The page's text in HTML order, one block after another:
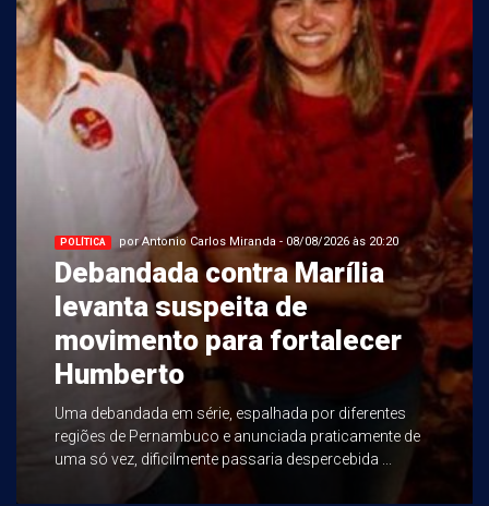
POLÍTICA por Antonio Carlos Miranda - 08/08/2026 às 20:20
Debandada contra Marília
levanta suspeita de
movimento para fortalecer
Humberto
Uma debandada em série, espalhada por diferentes
regiões de Pernambuco e anunciada praticamente de
uma só vez, dificilmente passaria despercebida ...